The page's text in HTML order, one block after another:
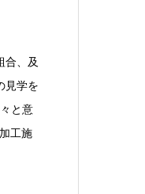
合、及
見学を
と意
工施